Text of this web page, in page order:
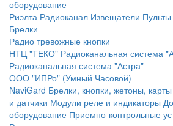
оборудование
Риэлта Радиоканал Извещатели
Брелки
Радио тревожные кнопки
НТЦ "ТЕКО" Радиоканальная система
Радиоканальная система "Астра"
ООО "ИПРо" (Умный Часовой)
NaviGard Брелки, кнопки, жетоны,
и датчики Модули реле и индикаторы
оборудование Приемно-контрольные